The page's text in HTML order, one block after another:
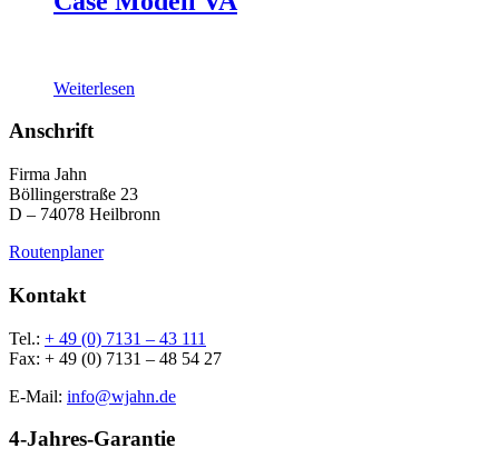
Weiterlesen
Anschrift
Firma Jahn
Böllingerstraße 23
D – 74078 Heilbronn
Routenplaner
Kontakt
Tel.: + 49 (0) 7131 – 43 111
Fax: + 49 (0) 7131 – 48 54 27
E-Mail: info@wjahn.de
4-Jahres-Garantie